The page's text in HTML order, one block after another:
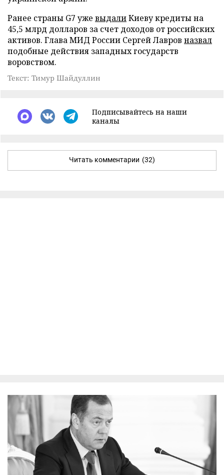
Ранее страны G7 уже выдалиКиеву кредиты на
45,5 млрд долларов за счет доходов от российских
активов. Глава МИД России Сергей Лавров назвал
подобные действия западных государств
воровством.
Текст: Тимур Шайдуллин
Подписывайтесь на наши
каналы
Читать комментарии (32)